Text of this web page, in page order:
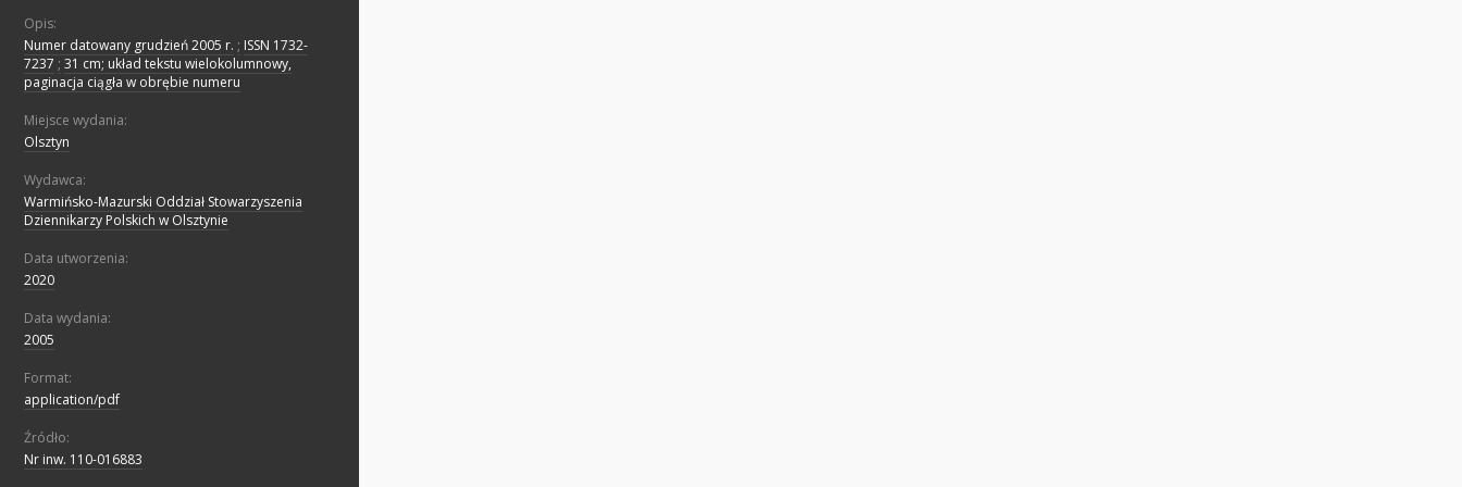
Opis:
Numer datowany grudzień 2005 r. ; ISSN 1732-
7237 ; 31 cm; układ tekstu wielokolumnowy,
paginacja ciągła w obrębie numeru
Miejsce wydania:
Olsztyn
Wydawca:
Warmińsko-Mazurski Oddział Stowarzyszenia
Dziennikarzy Polskich w Olsztynie
Data utworzenia:
2020
Data wydania:
2005
Format:
application/pdf
Źródło:
Nr inw. 110-016883